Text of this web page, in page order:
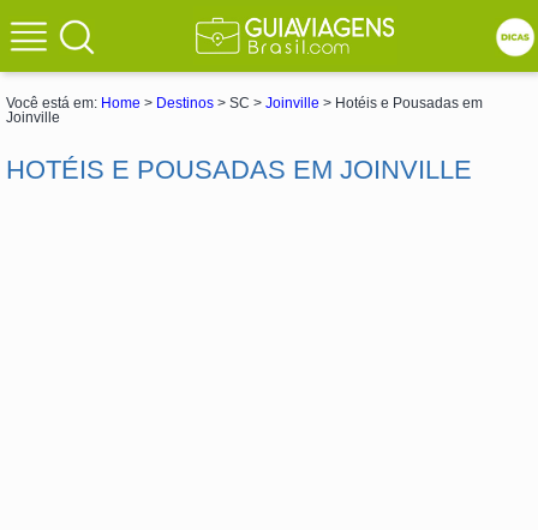
Você está em: Home > Destinos > SC > Joinville > Hotéis e Pousadas em
Joinville
HOTÉIS E POUSADAS EM JOINVILLE